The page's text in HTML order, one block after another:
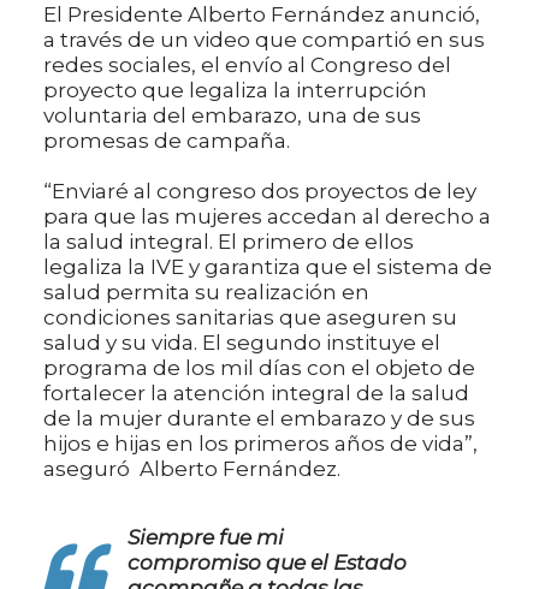
El Presidente Alberto Fernández anunció,
a través de un video que compartió en sus
redes sociales, el envío al Congreso del
proyecto que legaliza la interrupción
voluntaria del embarazo, una de sus
promesas de campaña.
“Enviaré al congreso dos proyectos de ley
para que las mujeres accedan al derecho a
la salud integral. El primero de ellos
legaliza la IVE y garantiza que el sistema de
salud permita su realización en
condiciones sanitarias que aseguren su
salud y su vida. El segundo instituye el
programa de los mil días con el objeto de
fortalecer la atención integral de la salud
de la mujer durante el embarazo y de sus
hijos e hijas en los primeros años de vida”,
aseguró Alberto Fernández.
Siempre fue mi
compromiso que el Estado